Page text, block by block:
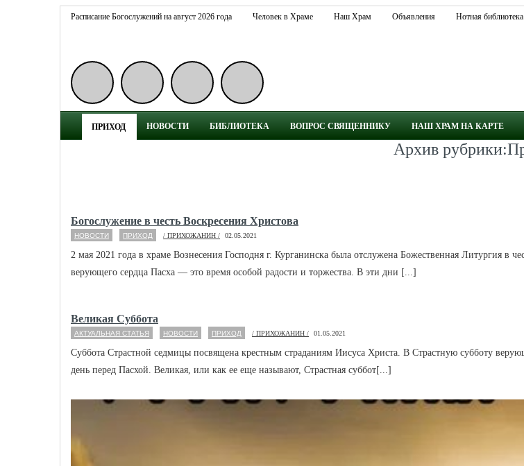
Расписание Богослужений на август 2026 года Человек в Храме Наш Храм Объявления Нотная библиотека
ПРИХОД НОВОСТИ БИБЛИОТЕКА ВОПРОС СВЯЩЕННИКУ НАШ ХРАМ НА КАРТЕ
Архив
Богослужение в честь Воскресения Христова
НОВОСТИ ПРИХОД / ПРИХОЖАНИН / 02.05.2021
2 мая 2021 года в храме Вознесения Господня г. Курганинска была отслужена Божественная Литургия в
верующего сердца Пасха — это время особой радости и торжества. В эти дни [...]
Великая Суббота
АКТУАЛЬНАЯ СТАТЬЯ НОВОСТИ ПРИХОД / ПРИХОЖАНИН / 01.05.2021
Суббота Страстной седмицы посвящена крестным страданиям Иисуса Христа. В Страстную субботу
день перед Пасхой. Великая, или как ее еще называют, Страстная суббот[...]